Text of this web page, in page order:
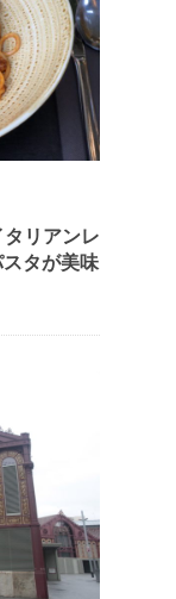
リアンレ
タが美味